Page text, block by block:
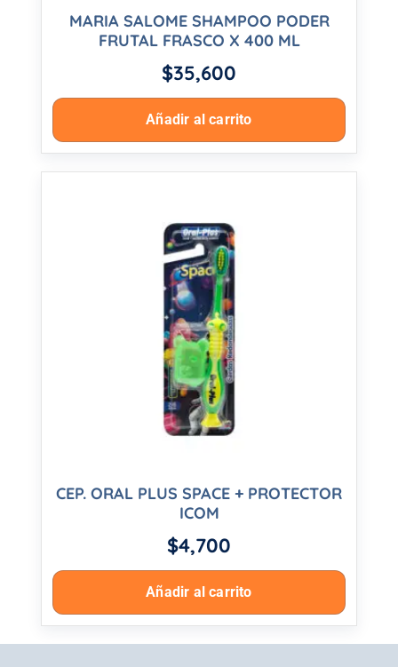
MARIA SALOME SHAMPOO PODER
FRUTAL FRASCO X 400 ML
$35,600
Añadir al carrito
CEP. ORAL PLUS SPACE + PROTECTOR
ICOM
$4,700
Añadir al carrito